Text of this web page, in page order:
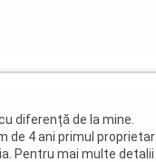
diferență de la mine.
de 4 ani primul proprietar
Pentru mai multe detalii